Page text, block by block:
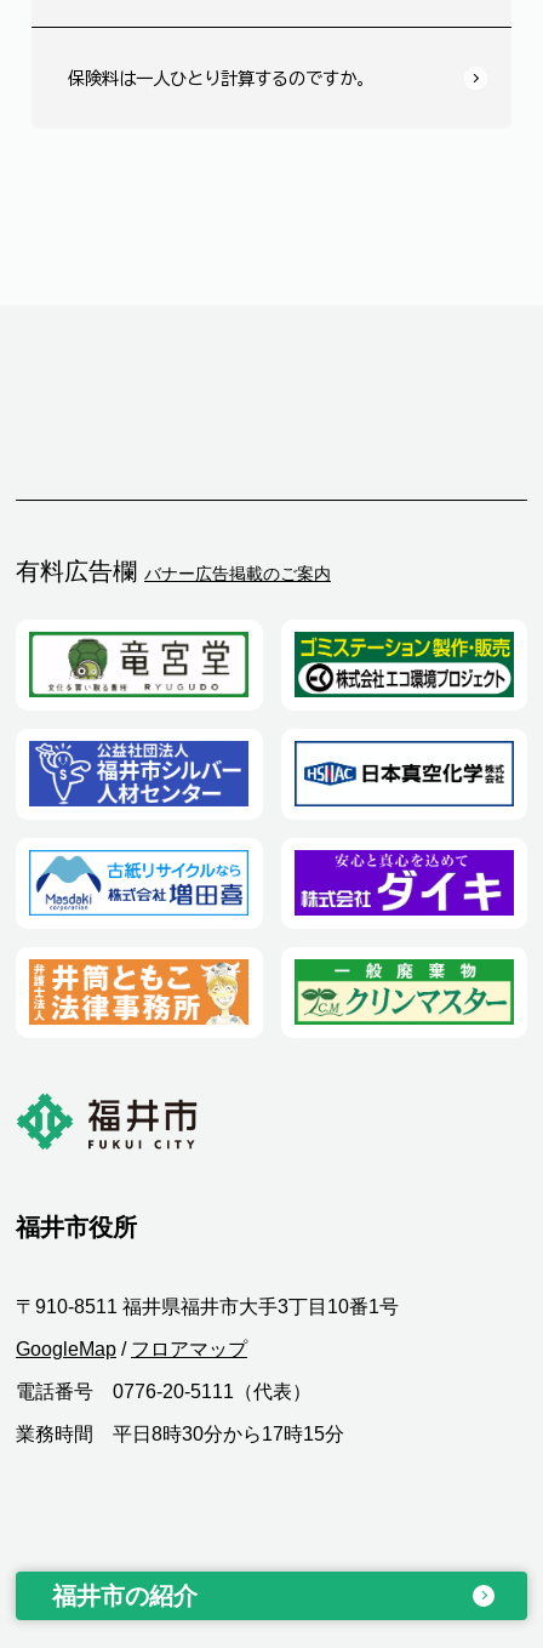
保険料は一人ひとり計算するのですか。
有料広告欄 バナー広告掲載のご案内
福井市役所
〒910-8511 福井県福井市大手3丁目10番1号
GoogleMap / フロアマップ
電話番号 0776-20-5111（代表）
業務時間 平日8時30分から17時15分
福井市の紹介